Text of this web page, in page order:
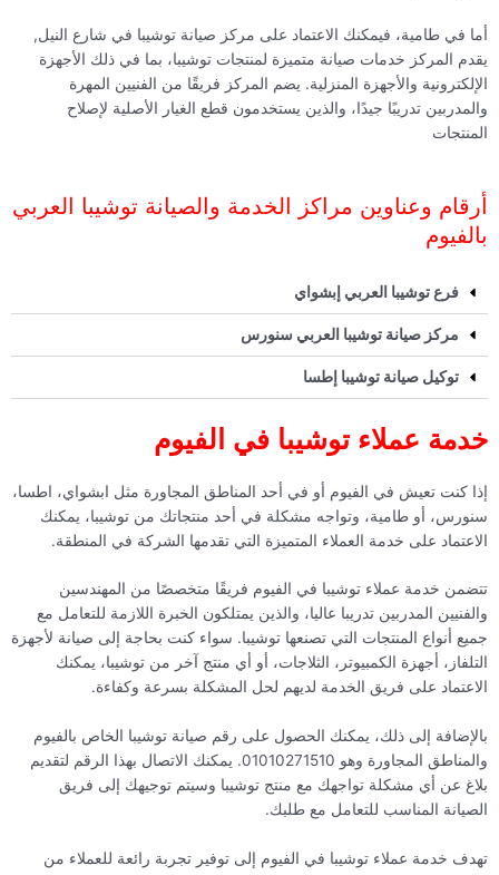
أما في طامية، فيمكنك الاعتماد على مركز صيانة توشيبا في شارع النيل,
يقدم المركز خدمات صيانة متميزة لمنتجات توشيبا، بما في ذلك الأجهزة
الإلكترونية والأجهزة المنزلية. يضم المركز فريقًا من الفنيين المهرة
والمدربين تدريبًا جيدًا، والذين يستخدمون قطع الغيار الأصلية لإصلاح
المنتجات
أرقام وعناوين مراكز الخدمة والصيانة توشيبا العربي
بالفيوم
فرع توشيبا العربي إبشواي
مركز صيانة توشيبا العربي سنورس
توكيل صيانة توشيبا إطسا
خدمة عملاء توشيبا في الفيوم
إذا كنت تعيش في الفيوم أو في أحد المناطق المجاورة مثل ابشواي، اطسا،
سنورس، أو طامية، وتواجه مشكلة في أحد منتجاتك من توشيبا، يمكنك
الاعتماد على خدمة العملاء المتميزة التي تقدمها الشركة في المنطقة.
تتضمن خدمة عملاء توشيبا في الفيوم فريقًا متخصصًا من المهندسين
والفنيين المدربين تدريبا عاليا، والذين يمتلكون الخبرة اللازمة للتعامل مع
جميع أنواع المنتجات التي تصنعها توشيبا. سواء كنت بحاجة إلى صيانة لأجهزة
التلفاز، أجهزة الكمبيوتر، الثلاجات، أو أي منتج آخر من توشيبا، يمكنك
الاعتماد على فريق الخدمة لديهم لحل المشكلة بسرعة وكفاءة.
بالإضافة إلى ذلك، يمكنك الحصول على رقم صيانة توشيبا الخاص بالفيوم
والمناطق المجاورة وهو 01010271510. يمكنك الاتصال بهذا الرقم لتقديم
بلاغ عن أي مشكلة تواجهك مع منتج توشيبا وسيتم توجيهك إلى فريق
الصيانة المناسب للتعامل مع طلبك.
تهدف خدمة عملاء توشيبا في الفيوم إلى توفير تجربة رائعة للعملاء من